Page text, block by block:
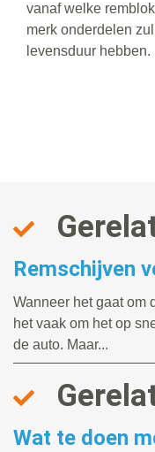
vanaf welke
merk onderdelen
levensduur hebben.
Remschijven
Wanneer het gaat om
het vaak om het op
de auto. Maar...
Wat te doen